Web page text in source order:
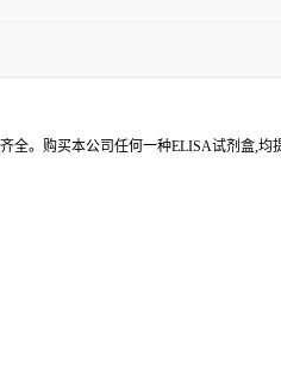
。购买本公司任何一种ELISA试剂盒,